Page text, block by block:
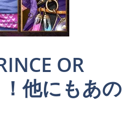
OR
他にもあの